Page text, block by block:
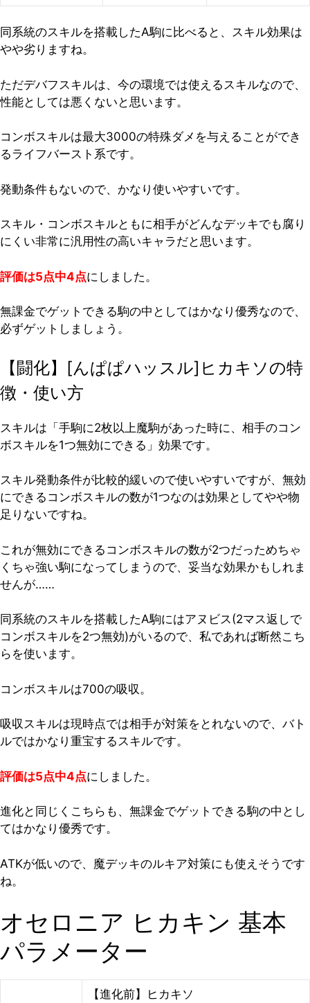
同系統のスキルを搭載したA駒に比べると、スキル効果は
やや劣りますね。
ただデバフスキルは、今の環境では使えるスキルなので、
性能としては悪くないと思います。
コンボスキルは最大3000の特殊ダメを与えることができ
るライフバースト系です。
発動条件もないので、かなり使いやすいです。
スキル・コンボスキルともに相手がどんなデッキでも腐り
にくい非常に汎用性の高いキャラだと思います。
評価は5点中4点にしました。
無課金でゲットできる駒の中としてはかなり優秀なので、
必ずゲットしましょう。
【闘化】[んぱぱハッスル]ヒカキソの特
徴・使い方
スキルは「手駒に2枚以上魔駒があった時に、相手のコン
ボスキルを1つ無効にできる」効果です。
スキル発動条件が比較的緩いので使いやすいですが、無効
にできるコンボスキルの数が1つなのは効果としてやや物
足りないですね。
これが無効にできるコンボスキルの数が2つだっためちゃ
くちゃ強い駒になってしまうので、妥当な効果かもしれま
せんが……
同系統のスキルを搭載したA駒にはアヌビス(2マス返しで
コンボスキルを2つ無効)がいるので、私であれば断然こち
らを使います。
コンボスキルは700の吸収。
吸収スキルは現時点では相手が対策をとれないので、バト
ルではかなり重宝するスキルです。
評価は5点中4点にしました。
進化と同じくこちらも、無課金でゲットできる駒の中とし
てはかなり優秀です。
ATKが低いので、魔デッキのルキア対策にも使えそうです
ね。
オセロニア ヒカキン 基本
パラメーター
【進化前】ヒカキソ